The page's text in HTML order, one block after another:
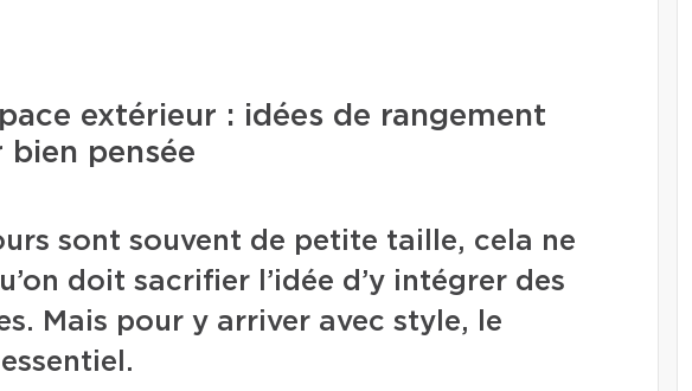
extérieur : idées de rangement
pensée
sont souvent de petite taille, cela ne
doit sacrifier l’idée d’y intégrer des
Mais pour y arriver avec style, le